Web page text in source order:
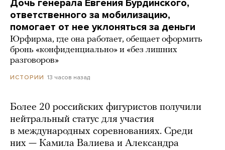
Дочь генерала Евгения Бурдинского,
ответственного за мобилизацию,
помогает от нее уклоняться за деньги
Юрфирма, где она работает, обещает оформить
бронь «конфиденциально» и «без лишних
разговоров»
ИСТОРИИ 13 часов назад
Более 20 российских фигуристов получили
нейтральный статус для участия
в международных соревнованиях. Среди
них — Камила Валиева и Александра